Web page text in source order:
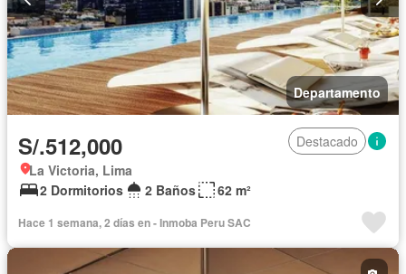
Departamento
S/.512,000
Destacado
La Victoria, Lima
2 Dormitorios
2 Baños 62 m²
Hace 1 semana, 2 días en - Inmoba Peru SAC